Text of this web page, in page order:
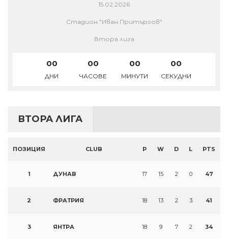
15.02.2026
Стадион "Иван Притъргов"
Втора лига
00
ДНИ
00
ЧАСОВЕ
00
МИНУТИ
00
СЕКУДНИ
ВТОРА ЛИГА
ПОЗИЦИЯ CLUB P W D L PTS
1 ДУНАВ 17 15 2 0 47
2 ФРАТРИЯ 18 13 2 3 41
3 ЯНТРА 18 9 7 2 34